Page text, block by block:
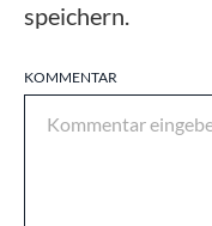
KOMMENTAR
speichern.